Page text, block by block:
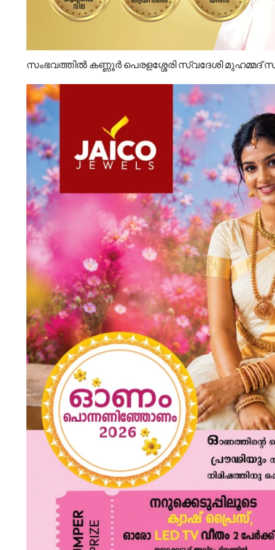
സംഭവത്തിൽ കണ്ണൂർ പെരളശ്ശേരി സ്വദേശി മുഹമ്മദ്